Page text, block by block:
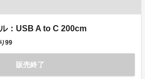
：USB A to C 200cm
99
販売終了